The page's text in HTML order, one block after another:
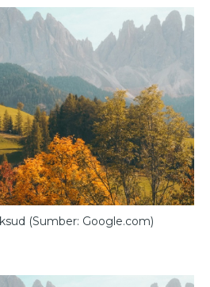
(Sumber: Google.com)